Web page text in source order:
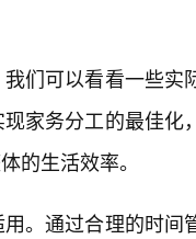
们可以看看一些实
家务分工的最佳
的生活效率。
。通过合理的时间